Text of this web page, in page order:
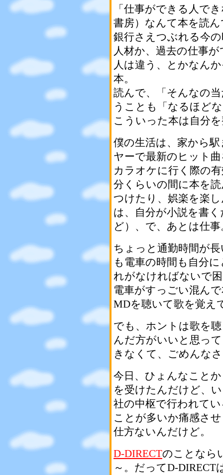
「仕事ができる人で
書房）なんて本を読
銀行さえつぶれる今
人材か、過去の仕事
人は違う、とかなん
本。
読んで、「そんなの
うことも「なるほど
こういった本は自分
僕の生活は、家から
ヤーで最新のヒット
カラオケに行く際の
分くらいの間に本を
つけたり、娯楽を楽
は、自分が小説を書
ど）、で、あとは仕事
ちょっと通勤時間が
も電車の時間も自分
れがなければないで
電車がすっごい混ん
MDを聴いて歌を覚え
でも、ホントは歌を
んだ方がいいと思っ
きなくて、ごめんな
今日、ひょんなこと
を受けたんだけど、
社の中枢で行われて
ことが多いか痛感さ
仕方ないんだけど。
D-DIRECTのことなら
～。だってD-